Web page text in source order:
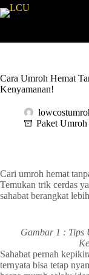
Cara Umroh Hemat
Kenyamanan!
Paket
Cari umroh hemat
Temukan trik cerdas
sahabat berangkat
Gambar 1 : Tips
Sahabat pernah
ternyata bisa tetap